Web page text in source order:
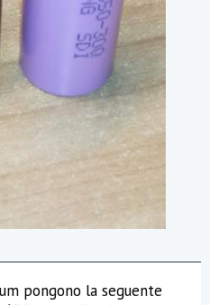
pongono la seguente